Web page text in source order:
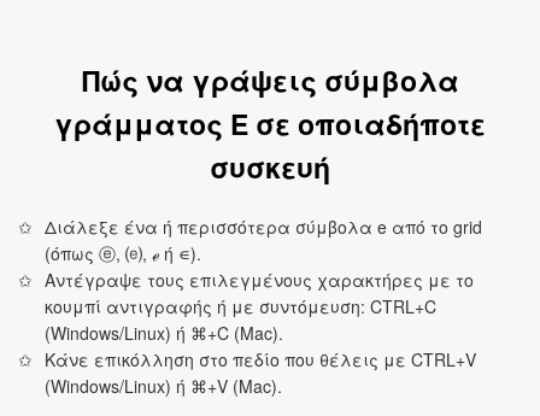
Πώς να γράψεις σύμβολα
γράμματος E σε οποιαδήποτε
συσκευή
Διάλεξε ένα ή περισσότερα σύμβολα e από το grid
(όπως ⓔ, ⒠, ℯ ή ∊).
Αντέγραψε τους επιλεγμένους χαρακτήρες με το
κουμπί αντιγραφής ή με συντόμευση: CTRL+C
(Windows/Linux) ή ⌘+C (Mac).
Κάνε επικόλληση στο πεδίο που θέλεις με CTRL+V
(Windows/Linux) ή ⌘+V (Mac).